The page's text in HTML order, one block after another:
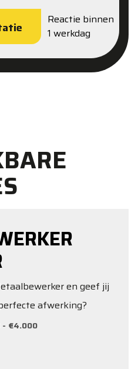
Reactie binnen
1 werkdag
en geef jij
afwerking?
- €4.000